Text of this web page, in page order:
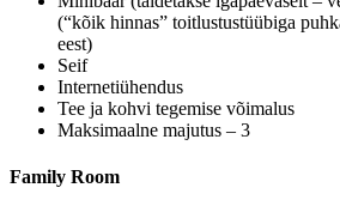
(“kõik hinnas” toitlustustüübiga
eest)
Seif
Internetiühendus
Tee ja kohvi tegemise võimalus
Maksimaalne majutus – 3
Family Room